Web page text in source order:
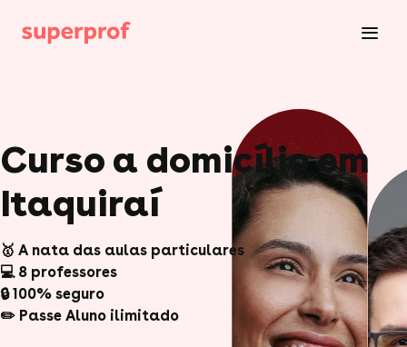
Curso a domicílio em
Itaquiraí
🥇 A nata das aulas particulares
💻 8 professores
🔒 100% seguro
✏️ Passe Aluno ilimitado